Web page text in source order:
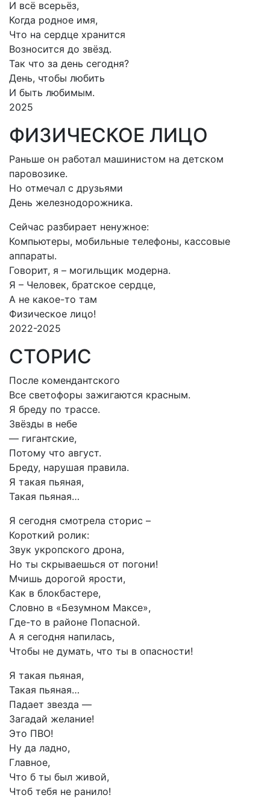
И всё всерьёз,
Когда родное имя,
Что на сердце хранится
Возносится до звёзд.
Так что за день сегодня?
День, чтобы любить
И быть любимым.
2025
ФИЗИЧЕСКОЕ ЛИЦО
Раньше он работал машинистом на детском
паровозике.
Но отмечал с друзьями
День железнодорожника.
Сейчас разбирает ненужное:
Компьютеры, мобильные телефоны, кассовые
аппараты.
Говорит, я – могильщик модерна.
Я – Человек, братское сердце,
А не какое-то там
Физическое лицо!
2022-2025
СТОРИС
После комендантского
Все светофоры зажигаются красным.
Я бреду по трассе.
Звёзды в небе
— гигантские,
Потому что август.
Бреду, нарушая правила.
Я такая пьяная,
Такая пьяная…
Я сегодня смотрела сторис –
Короткий ролик:
Звук укропского дрона,
Но ты скрываешься от погони!
Мчишь дорогой ярости,
Как в блокбастере,
Словно в «Безумном Максе»,
Где-то в районе Попасной.
А я сегодня напилась,
Чтобы не думать, что ты в опасности!
Я такая пьяная,
Такая пьяная…
Падает звезда —
Загадай желание!
Это ПВО!
Ну да ладно,
Главное,
Что б ты был живой,
Чтоб тебя не ранило!